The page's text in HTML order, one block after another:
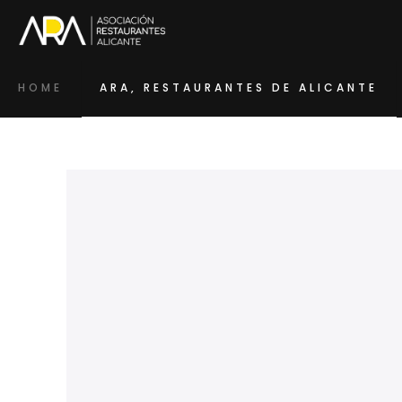
HOME ARA, RESTAURANTES DE ALICANTE